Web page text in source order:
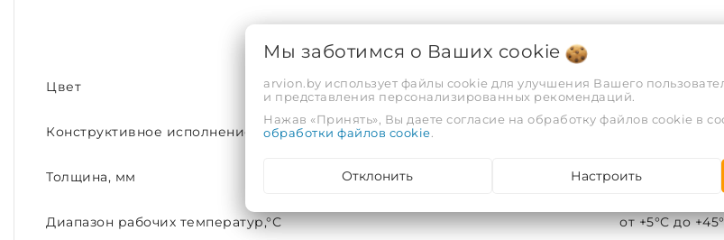
Цвет Красный
Конструктивное исполнение
Толщина, мм 0,5
Диапазон рабочих температур,°С от +5°С до
Мы заботимся о Ваших cookie
arvion.by использует файлы cookie для улучшения Вашего
и представления персонализированных рекомендаций.
Нажав «Принять», Вы даете согласие на обработку файлов cookie в
обработки файлов cookie.
Отклонить Настроить